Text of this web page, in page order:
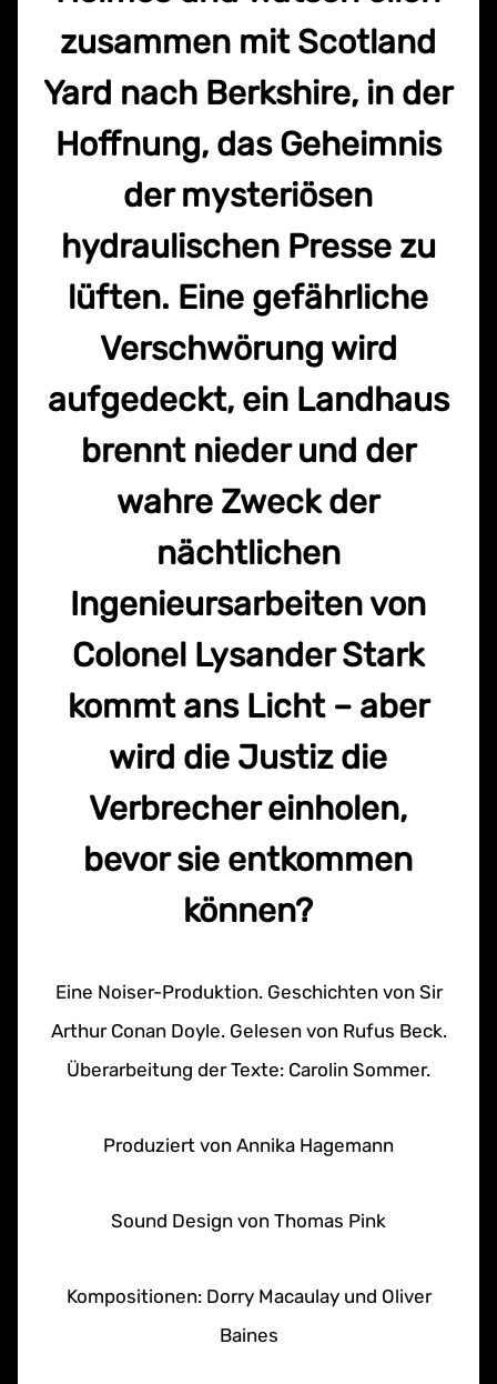
zusammen mit Scotland
Yard nach Berkshire, in der
Hoffnung, das Geheimnis
der mysteriösen
hydraulischen Presse zu
lüften. Eine gefährliche
Verschwörung wird
aufgedeckt, ein Landhaus
brennt nieder und der
wahre Zweck der
nächtlichen
Ingenieursarbeiten von
Colonel Lysander Stark
kommt ans Licht – aber
wird die Justiz die
Verbrecher einholen,
bevor sie entkommen
können?
Eine Noiser-Produktion. Geschichten von Sir
Arthur Conan Doyle. Gelesen von Rufus Beck.
Überarbeitung der Texte: Carolin Sommer.
Produziert von Annika Hagemann
Sound Design von Thomas Pink
Kompositionen: Dorry Macaulay und Oliver
Baines